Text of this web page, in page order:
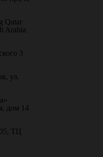
Qatar
Arabia
3
ул.
дом 14
ТЦ